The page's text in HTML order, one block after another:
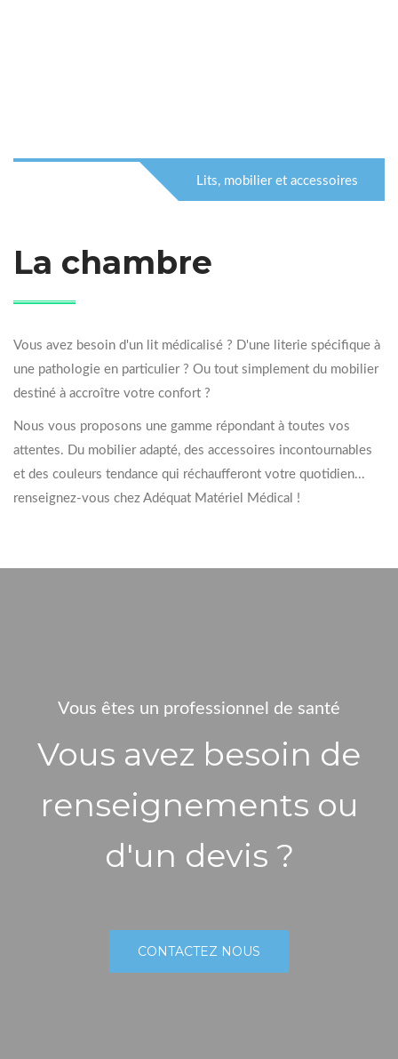
Lits, mobilier et accessoires
La chambre
Vous avez besoin d'un lit médicalisé ? D'une literie spécifique à
une pathologie en particulier ? Ou tout simplement du mobilier
destiné à accroître votre confort ?
Nous vous proposons une gamme répondant à toutes vos
attentes. Du mobilier adapté, des accessoires incontournables
et des couleurs tendance qui réchaufferont votre quotidien...
renseignez-vous chez Adéquat Matériel Médical !
Vous êtes un professionnel de santé
Vous avez besoin de
renseignements ou
d'un devis ?
CONTACTEZ NOUS